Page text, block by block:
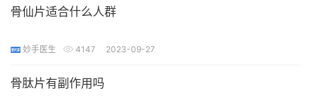
骨仙片适合什么人群
妙手医生 4147 2023-09-27
骨肽片有副作用吗